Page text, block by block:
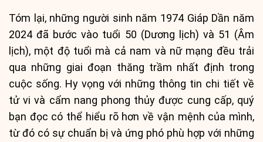
Tóm lại, những người sinh năm 1974 Giáp Dần năm
2024 đã bước vào tuổi 50 (Dương lịch) và 51 (Âm
lịch), một độ tuổi mà cả nam và nữ mạng đều trải
qua những giai đoạn thăng trầm nhất định trong
cuộc sống. Hy vọng với những thông tin chi tiết về
tử vi và cẩm nang phong thủy được cung cấp, quý
bạn đọc có thể hiểu rõ hơn về vận mệnh của mình,
từ đó có sự chuẩn bị và ứng phó phù hợp với những